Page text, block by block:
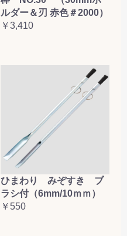
ルダー＆刃 赤色＃2000）
￥3,410
ひまわり みぞすき ブ
ラシ付（6mm/10ｍｍ）
￥550